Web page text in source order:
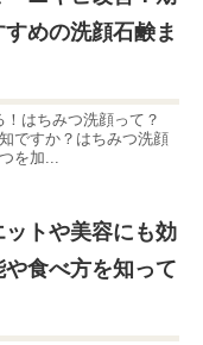
めの洗顔石鹸ま
はちみつ洗顔って？
ですか？はちみつ洗顔
を加...
トや美容にも効
食べ方を知って